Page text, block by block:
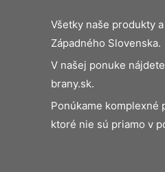
Všetky naše produkty
Západného Slovenska.
V našej ponuke
brany.sk.
Ponúkame komplexné
ktoré nie sú priamo v